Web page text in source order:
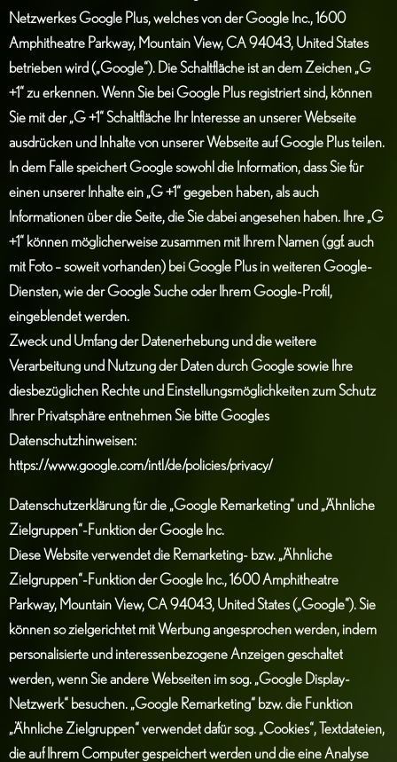
Netzwerkes Google Plus, welches von der Google Inc., 1600
Amphitheatre Parkway, Mountain View, CA 94043, United States
betrieben wird („Google“). Die Schaltfläche ist an dem Zeichen „G
+1“ zu erkennen. Wenn Sie bei Google Plus registriert sind, können
Sie mit der „G +1“ Schaltfläche Ihr Interesse an unserer Webseite
ausdrücken und Inhalte von unserer Webseite auf Google Plus teilen.
In dem Falle speichert Google sowohl die Information, dass Sie für
einen unserer Inhalte ein „G +1“ gegeben haben, als auch
Informationen über die Seite, die Sie dabei angesehen haben. Ihre „G
+1“ können möglicherweise zusammen mit Ihrem Namen (ggf. auch
mit Foto – soweit vorhanden) bei Google Plus in weiteren Google-
Diensten, wie der Google Suche oder Ihrem Google-Profil,
eingeblendet werden.
Zweck und Umfang der Datenerhebung und die weitere
Verarbeitung und Nutzung der Daten durch Google sowie Ihre
diesbezüglichen Rechte und Einstellungsmöglichkeiten zum Schutz
Ihrer Privatsphäre entnehmen Sie bitte Googles
Datenschutzhinweisen:
https://www.google.com/intl/de/policies/privacy/
Datenschutzerklärung für die „Google Remarketing“ und „Ähnliche
Zielgruppen“-Funktion der Google Inc.
Diese Website verwendet die Remarketing- bzw. „Ähnliche
Zielgruppen“-Funktion der Google Inc., 1600 Amphitheatre
Parkway, Mountain View, CA 94043, United States („Google“). Sie
können so zielgerichtet mit Werbung angesprochen werden, indem
personalisierte und interessenbezogene Anzeigen geschaltet
werden, wenn Sie andere Webseiten im sog. „Google Display-
Netzwerk“ besuchen. „Google Remarketing“ bzw. die Funktion
„Ähnliche Zielgruppen“ verwendet dafür sog. „Cookies“, Textdateien,
die auf Ihrem Computer gespeichert werden und die eine Analyse